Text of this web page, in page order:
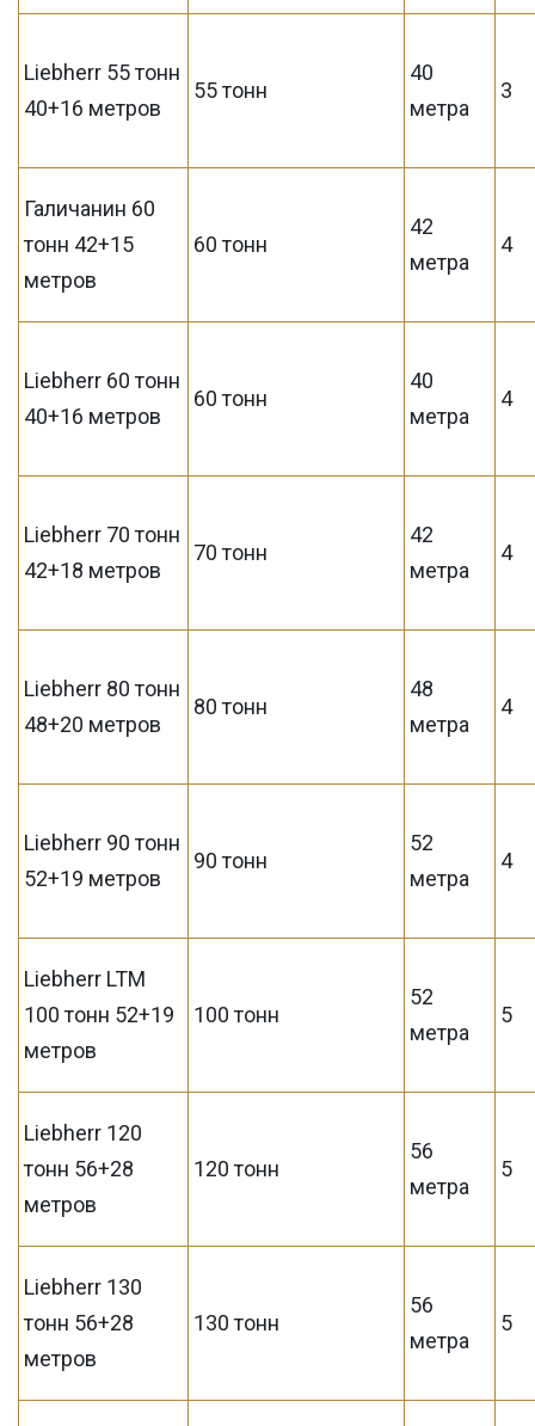
Liebherr 55 тонн
40+16 метров
55 тонн
40
метра
3
Галичанин 60
тонн 42+15
метров
60 тонн
42
метра
4
Liebherr 60 тонн
40+16 метров
60 тонн
40
метра
4
Liebherr 70 тонн
42+18 метров
70 тонн
42
метра
4
Liebherr 80 тонн
48+20 метров
80 тонн
48
метра
4
Liebherr 90 тонн
52+19 метров
90 тонн
52
метра
4
Liebherr LTM
100 тонн 52+19
метров
100 тонн
52
метра
5
Liebherr 120
тонн 56+28
метров
120 тонн
56
метра
5
Liebherr 130
тонн 56+28
метров
130 тонн
56
метра
5